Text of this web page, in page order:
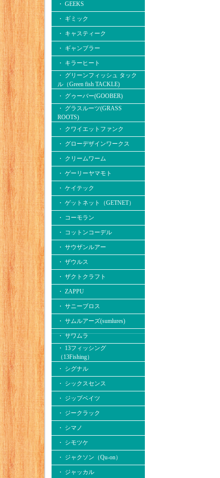
・ GEEKS
・ ギミック
・ キャスティーク
・ ギャンブラー
・ キラーヒート
・ グリーンフィッシュ タック
ル（Green fish TACKLE)
・ グゥーバー(GOOBER)
・ グラスルーツ(GRASS
ROOTS)
・ クワイエットファンク
・ グローデザインワークス
・ クリームワーム
・ ゲーリーヤマモト
・ ケイテック
・ ゲットネット（GETNET）
・ コーモラン
・ コットンコーデル
・ サウザンルアー
・ ザウルス
・ ザクトクラフト
・ ZAPPU
・ サニーブロス
・ サムルアーズ(sumlures)
・ サワムラ
・ 13フィッシング
（13Fishing）
・ シグナル
・ シックスセンス
・ ジップベイツ
・ ジークラック
・ シマノ
・ シモツケ
・ ジャクソン（Qu-on）
・ ジャッカル